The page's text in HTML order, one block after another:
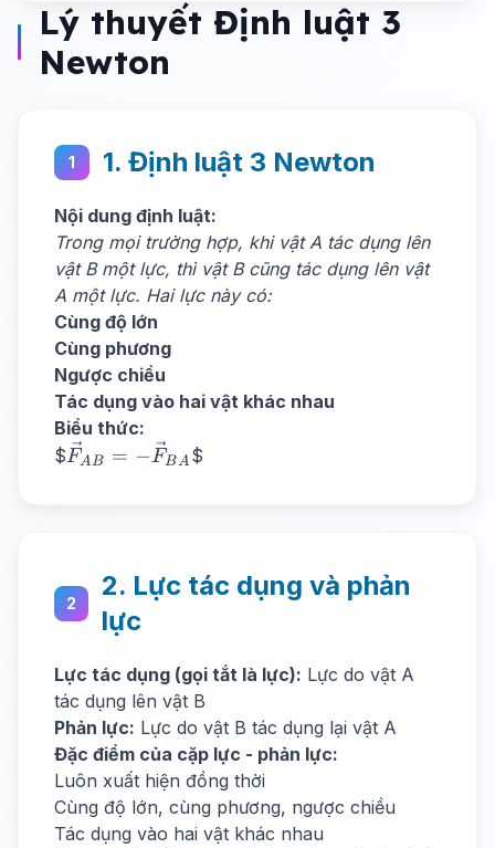
Lý thuyết Định luật 3
Newton
1 1. Định luật 3 Newton
Nội dung định luật:
Trong mọi trường hợp, khi vật A tác dụng lên
vật B một lực, thì vật B cũng tác dụng lên vật
A một lực. Hai lực này có:
Cùng độ lớn
Cùng phương
Ngược chiều
Tác dụng vào hai vật khác nhau
Biểu thức:
$ \vec{F}_{AB}
FAB = −FBA $
2
2. Lực tác dụng và phản
lực
Lực tác dụng (gọi tắt là lực): Lực do vật A
tác dụng lên vật B
Phản lực: Lực do vật B tác dụng lại vật A
Đặc điểm của cặp lực - phản lực:
Luôn xuất hiện đồng thời
Cùng độ lớn, cùng phương, ngược chiều
Tác dụng vào hai vật khác nhau